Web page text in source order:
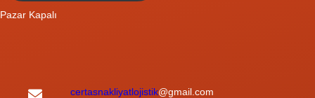
Pazar Kapalı
certasnakliyatlojistik@gmail.com